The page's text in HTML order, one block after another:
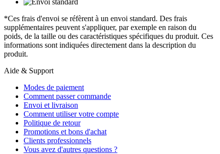
*Ces frais d'envoi se réfèrent à un envoi standard. Des frais
supplémentaires peuvent s'appliquer, par exemple en raison du
poids, de la taille ou des caractéristiques spécifiques du produit. Ces
informations sont indiquées directement dans la description du
produit.
Aide & Support
Modes de paiement
Comment passer commande
Envoi et livraison
Comment utiliser votre compte
Politique de retour
Promotions et bons d'achat
Clients professionnels
Vous avez d'autres questions ?